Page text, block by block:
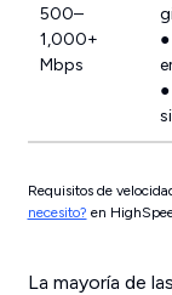
500–
1,000+
Mbps
Requisitos de
necesito? en
La mayoría de